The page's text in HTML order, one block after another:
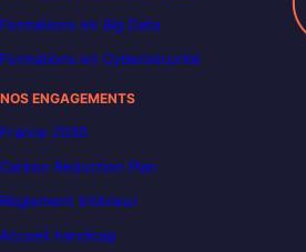
Formations en Big Data
Formations en Cybersécurité
NOS ENGAGEMENTS
France 2030
Carbon Reduction Plan
Règlement intérieur
Accueil handicap